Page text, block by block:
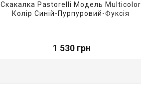
Скакалка Pastorelli Модель Multicolor
Колір Синій-Пурпуровий-Фуксія
1 530 грн